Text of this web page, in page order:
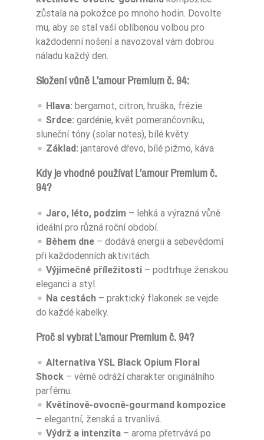
zůstala na pokožce po mnoho hodin. Dovolte
mu, aby se stal vaší oblíbenou volbou pro
každodenní nošení a navozoval vám dobrou
náladu každý den.
Složení vůně L’amour Premium č. 94:
⚬ Hlava: bergamot, citron, hruška, frézie
⚬ Srdce: gardénie, květ pomerančovníku,
sluneční tóny (solar notes), bílé květy
⚬ Základ: jantarové dřevo, bílé pižmo, káva
Kdy je vhodné používat L’amour Premium č.
94?
⚬ Jaro, léto, podzim – lehká a výrazná vůně
ideální pro různá roční období.
⚬ Během dne – dodává energii a sebevědomí
při každodenních aktivitách.
⚬ Výjimečné příležitosti – podtrhuje ženskou
eleganci a styl.
⚬ Na cestách – praktický flakonek se vejde
do každé kabelky.
Proč si vybrat L’amour Premium č. 94?
⚬ Alternativa YSL Black Opium Floral
Shock – věrně odráží charakter originálního
parfému.
⚬ Květinově-ovocně-gourmand kompozice
– elegantní, ženská a trvanlivá.
⚬ Výdrž a intenzita – aroma přetrvává po